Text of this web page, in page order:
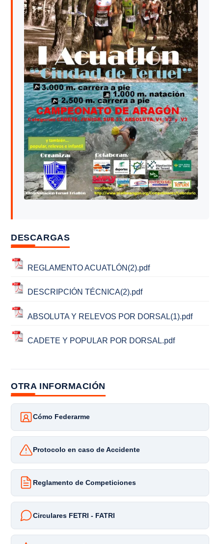
DESCARGAS
REGLAMENTO ACUATLÓN(2).pdf
DESCRIPCIÓN TÉCNICA(2).pdf
ABSOLUTA Y RELEVOS POR DORSAL(1).pdf
CADETE Y POPULAR POR DORSAL.pdf
OTRA INFORMACIÓN
Cómo Federarme
Protocolo en caso de Accidente
Reglamento de Competiciones
Circulares FETRI - FATRI